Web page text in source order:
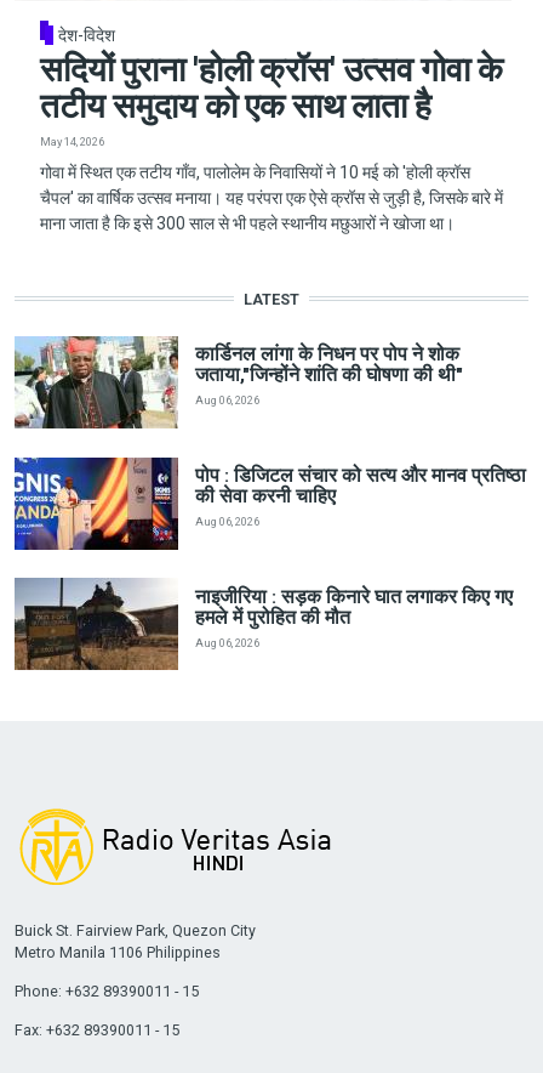
देश-विदेश
सदियों पुराना 'होली क्रॉस' उत्सव गोवा के
तटीय समुदाय को एक साथ लाता है
May 14, 2026
गोवा में स्थित एक तटीय गाँव, पालोलेम के निवासियों ने 10 मई को 'होली क्रॉस
चैपल' का वार्षिक उत्सव मनाया। यह परंपरा एक ऐसे क्रॉस से जुड़ी है, जिसके बारे में
माना जाता है कि इसे 300 साल से भी पहले स्थानीय मछुआरों ने खोजा था।
LATEST
कार्डिनल लांगा के निधन पर पोप ने शोक
जताया,"जिन्होंने शांति की घोषणा की थी"
Aug 06, 2026
पोप : डिजिटल संचार को सत्य और मानव प्रतिष्ठा
की सेवा करनी चाहिए
Aug 06, 2026
नाइजीरिया : सड़क किनारे घात लगाकर किए गए
हमले में पुरोहित की मौत
Aug 06, 2026
Buick St. Fairview Park, Quezon City
Metro Manila 1106 Philippines
Phone: +632 89390011 - 15
Fax: +632 89390011 - 15